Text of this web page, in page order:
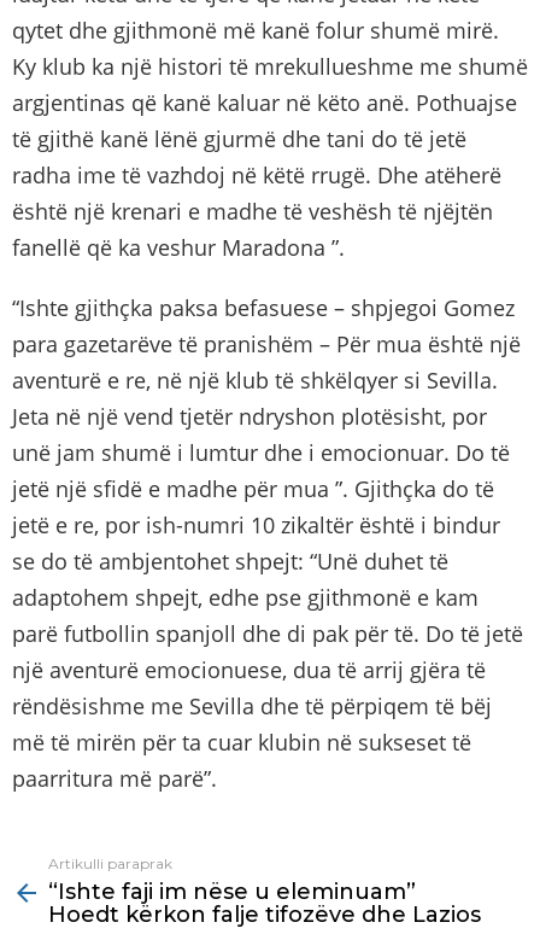
qytet dhe gjithmonë më kanë folur shumë mirë.
Ky klub ka një histori të mrekullueshme me shumë
argjentinas që kanë kaluar në këto anë. Pothuajse
të gjithë kanë lënë gjurmë dhe tani do të jetë
radha ime të vazhdoj në këtë rrugë. Dhe atëherë
është një krenari e madhe të veshësh të njëjtën
fanellë që ka veshur Maradona ”.
“Ishte gjithçka paksa befasuese – shpjegoi Gomez
para gazetarëve të pranishëm – Për mua është një
aventurë e re, në një klub të shkëlqyer si Sevilla.
Jeta në një vend tjetër ndryshon plotësisht, por
unë jam shumë i lumtur dhe i emocionuar. Do të
jetë një sfidë e madhe për mua ”. Gjithçka do të
jetë e re, por ish-numri 10 zikaltër është i bindur
se do të ambjentohet shpejt: “Unë duhet të
adaptohem shpejt, edhe pse gjithmonë e kam
parë futbollin spanjoll dhe di pak për të. Do të jetë
një aventurë emocionuese, dua të arrij gjëra të
rëndësishme me Sevilla dhe të përpiqem të bëj
më të mirën për ta cuar klubin në sukseset të
paarritura më parë”.
more
Artikulli paraprak
“Ishte faji im nëse u eleminuam”
Hoedt kërkon falje tifozëve dhe Lazios